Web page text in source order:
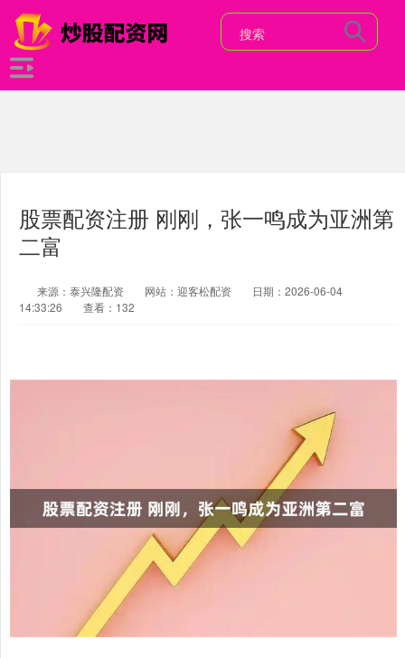
股票配资注册 刚刚，张一鸣成为亚洲第
二富
来源：泰兴隆配资 网站：迎客松配资
日期：2026-06-04
14:33:26
查看：132